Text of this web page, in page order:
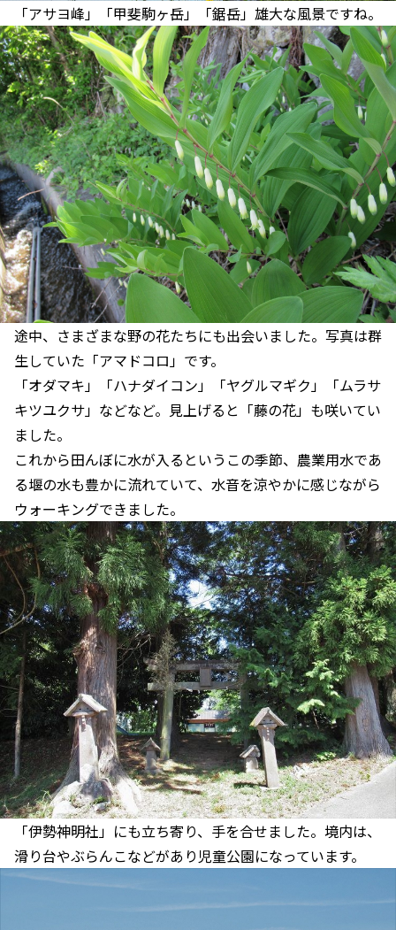
「アサヨ峰」「甲斐駒ヶ岳」「鋸岳」雄大な風景ですね。
途中、さまざまな野の花たちにも出会いました。写真は群
生していた「アマドコロ」です。
「オダマキ」「ハナダイコン」「ヤグルマギク」「ムラサ
キツユクサ」などなど。見上げると「藤の花」も咲いてい
ました。
これから田んぼに水が入るというこの季節、農業用水であ
る堰の水も豊かに流れていて、水音を涼やかに感じながら
ウォーキングできました。
「伊勢神明社」にも立ち寄り、手を合せました。境内は、
滑り台やぶらんこなどがあり児童公園になっています。